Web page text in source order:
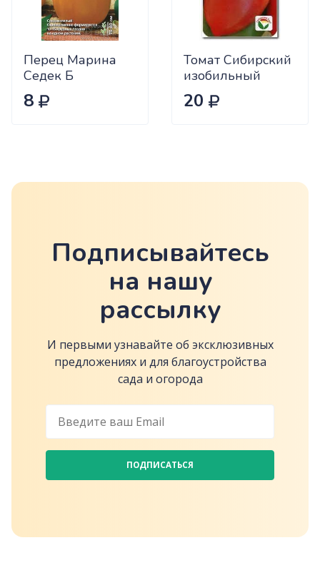
Перец Марина
Седек Б
8
Томат Сибирский
изобильный
Сиб.сад Ц
20
Подписывайтесь
на нашу
рассылку
И первыми узнавайте об эксклюзивных
предложениях и для благоустройства
сада и огорода
ПОДПИСАТЬСЯ